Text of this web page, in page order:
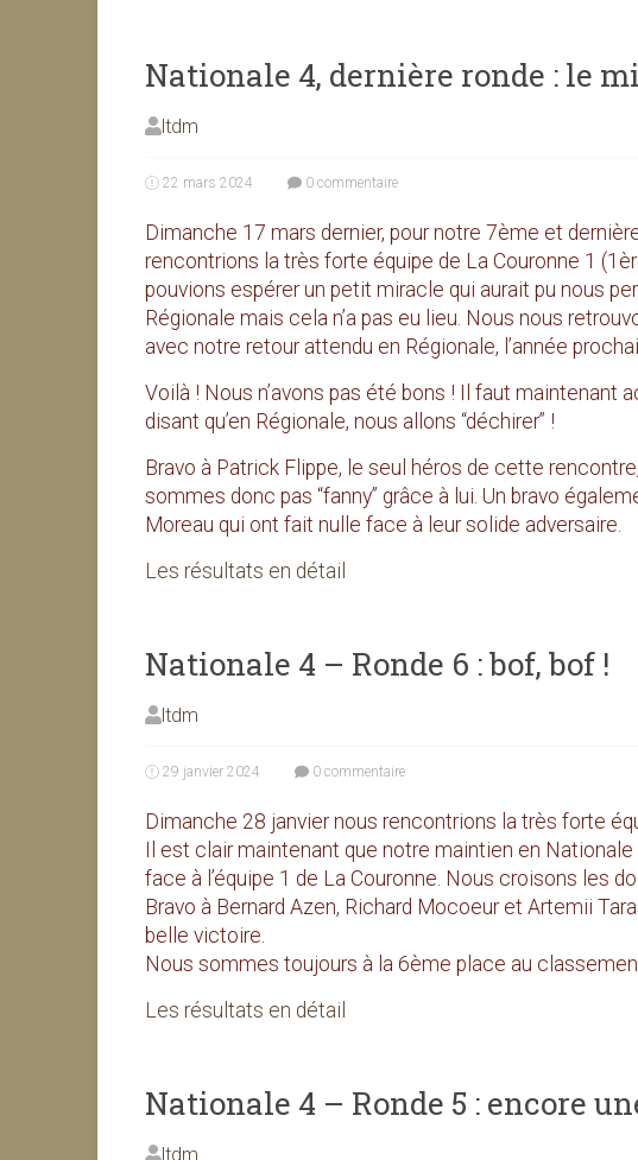
Nationale 4, dernière ronde : le
ltdm
22 mars 2024 0 commentaire
Dimanche 17 mars dernier, pour notre 7ème et
rencontrions la très forte équipe de La Couronne 1
pouvions espérer un petit miracle qui aurait pu nous
Régionale mais cela n’a pas eu lieu. Nous nous
avec notre retour attendu en Régionale, l’année
Voilà ! Nous n’avons pas été bons ! Il faut maintenant
disant qu’en Régionale, nous allons “déchirer” !
Bravo à Patrick Flippe, le seul héros de cette
sommes donc pas “fanny” grâce à lui. Un bravo
Moreau qui ont fait nulle face à leur solide adversaire.
Les résultats en détail
Nationale 4 – Ronde 6 : bof, bof !
ltdm
29 janvier 2024 0 commentaire
Dimanche 28 janvier nous rencontrions la très forte
Il est clair maintenant que notre maintien en
face à l’équipe 1 de La Couronne. Nous croisons les
Bravo à Bernard Azen, Richard Mocoeur et Artemii
belle victoire.
Nous sommes toujours à la 6ème place au
Les résultats en détail
Nationale 4 – Ronde 5 : encore
ltdm